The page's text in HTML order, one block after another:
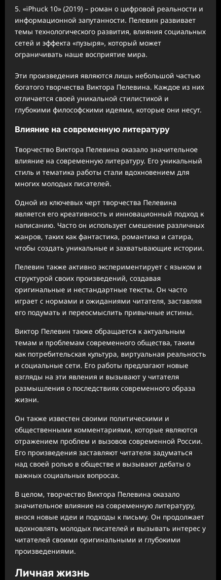
«iPhuck 10» (2019) – роман о цифровой реальности и
информационной запутанности. Пелевин развивает
темы технологического развития, влияния социальных
сетей и эффекта «пузыря», который может
ограничивать наше восприятие мира.
Эти произведения являются лишь небольшой частью
богатого творчества Виктора Пелевина. Каждое из них
отличается своей уникальной стилистикой и
глубокими философскими идеями, которые они несут.
Влияние на современную литературу
Творчество Виктора Пелевина оказало значительное
влияние на современную литературу. Его уникальный
стиль и тематика работы стали вдохновением для
многих молодых писателей.
Одной из ключевых черт творчества Пелевина
является его креативность и инновационный подход к
написанию. Часто он использует смешение различных
жанров, таких как фантастика, романтика и сатира,
чтобы создать уникальные и захватывающие истории.
Пелевин также активно экспериментирует с языком и
структурой своих произведений, создавая
оригинальные и нестандартные тексты. Он часто
играет с нормами и ожиданиями читателя, заставляя
его подумать и переосмыслить привычные истины.
Виктор Пелевин также обращается к актуальным
темам и проблемам современного общества, таким
как потребительская культура, виртуальная реальность
и социальные сети. Его работы предлагают новые
взгляды на эти явления и вызывают у читателя
размышления о последствиях современного образа
жизни.
Он также известен своими политическими и
общественными комментариями, которые являются
отражением проблем и вызовов современной России.
Его произведения заставляют читателя задуматься
над своей ролью в обществе и вызывают дебаты о
важных социальных вопросах.
В целом, творчество Виктора Пелевина оказало
значительное влияние на современную литературу,
внося новые идеи и подходы к письму. Он продолжает
вдохновлять молодых писателей и вызывать интерес у
читателей своими оригинальными и глубокими
произведениями.
Личная жизнь